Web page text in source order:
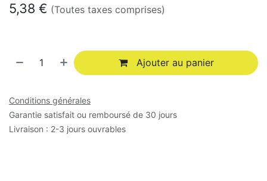
5,38 € (Toutes taxes comprises)
Ajouter au panier
Conditions générales
Garantie satisfait ou remboursé de 30 jours
Livraison : 2-3 jours ouvrables